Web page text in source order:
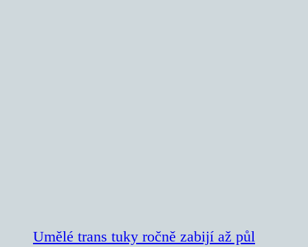
Umělé trans tuky ročně zabijí až půl